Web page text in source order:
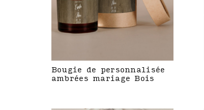
Bougie de personnalisée
ambrées mariage Bois